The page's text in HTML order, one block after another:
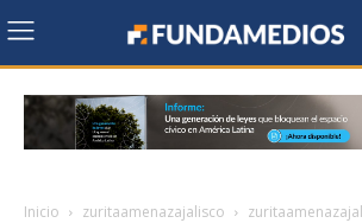
Inicio zuritaamenazajalisco